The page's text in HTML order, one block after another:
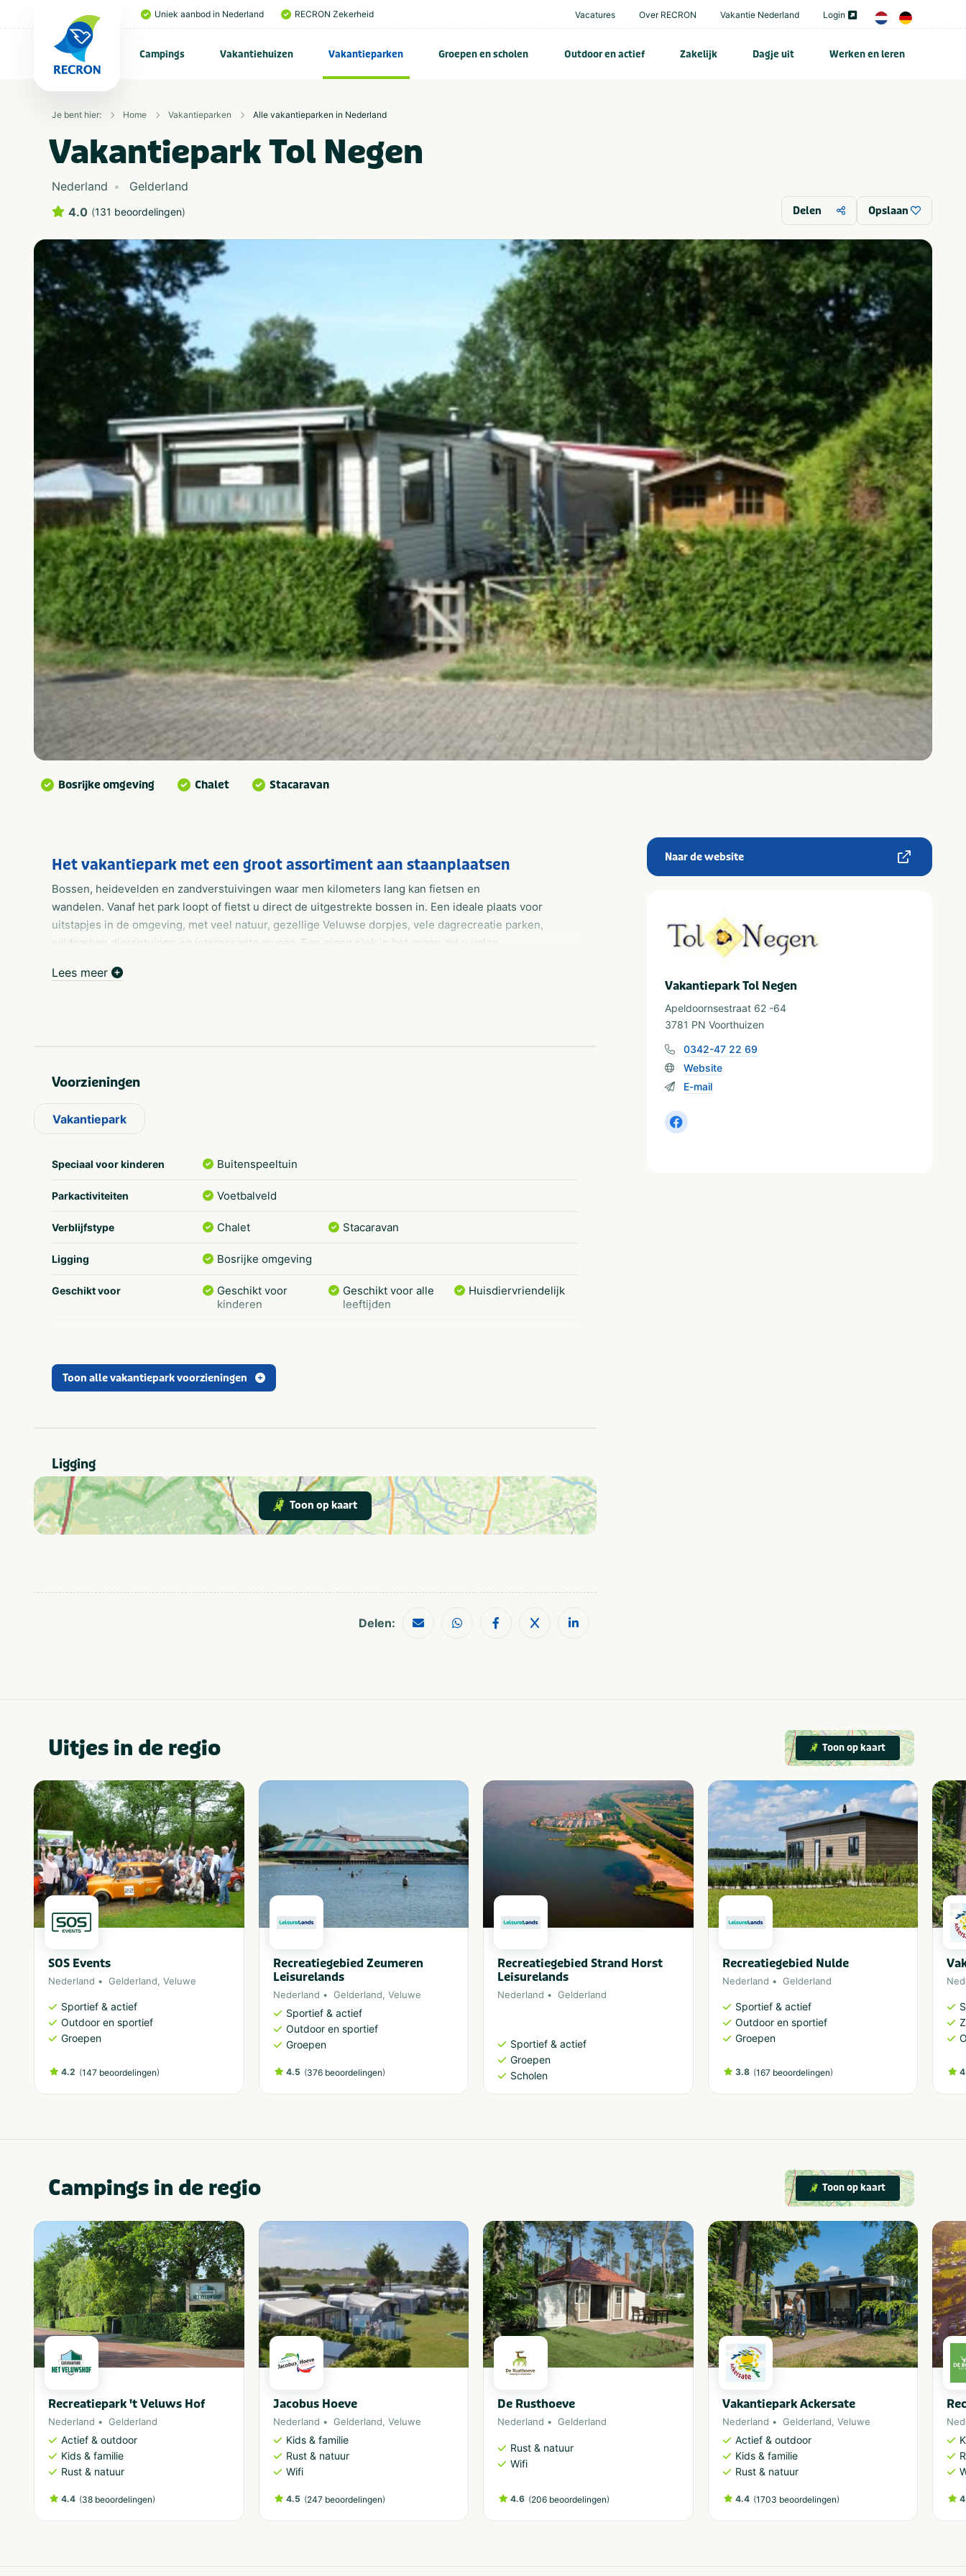
Uniek aanbod in Nederland RECRON Zekerheid Vacatures Over RECRON Vakantie Nederland Login
Campings Vakantiehuizen Vakantieparken Groepen en scholen Outdoor en actief Zakelijk Dagje uit Werken en leren
Je bent hier: Home Vakantieparken Alle vakantieparken in Nederland
Vakantiepark Tol Negen
Nederland
Gelderland
4.0 (131 beoordelingen) Delen Opslaan
Bosrijke omgeving Chalet Stacaravan
Het vakantiepark met een groot assortiment aan staanplaatsen
Bossen, heidevelden en zandverstuivingen waar men kilometers lang kan fietsen en
wandelen. Vanaf het park loopt of fietst u direct de uitgestrekte bossen in. Een ideale plaats voor
uitstapjes in de omgeving, met veel natuur, gezellige Veluwse dorpjes, vele dagrecreatie parken,
wildparken dierentuinen en interessante musea. Een eigen plek in het groen zal u volop
Lees meer
Voorzieningen
Vakantiepark
Speciaal voor kinderen Buitenspeeltuin
Parkactiviteiten Voetbalveld
Verblijfstype Chalet Stacaravan
Ligging Bosrijke omgeving
Geschikt voor
Geschikt voor
kinderen
Geschikt voor alle
leeftijden
Huisdiervriendelijk
Fietsroutes
Toon alle vakantiepark voorzieningen
Ligging
Toon op kaart
Delen:
Naar de website
Vakantiepark Tol Negen
Apeldoornsestraat 62 -64
3781 PN Voorthuizen
0342-47 22 69
Website
E-mail
Uitjes in de regio Toon op kaart
SOS Events
Nederland Gelderland, Veluwe
Sportief & actief
Outdoor en sportief
Groepen
4.2 (147 beoordelingen)
Recreatiegebied Zeumeren
Leisurelands
Nederland Gelderland, Veluwe
Sportief & actief
Outdoor en sportief
Groepen
4.5 (376 beoordelingen)
Recreatiegebied Strand Horst
Leisurelands
Nederland Gelderland
Sportief & actief
Groepen
Scholen
Recreatiegebied Nulde
Nederland Gelderland
Sportief & actief
Outdoor en sportief
Groepen
3.8 (167 beoordelingen)
Campings in de regio Toon op kaart
Recreatiepark 't Veluws Hof
Nederland Gelderland
Actief & outdoor
Kids & familie
Rust & natuur
4.4 (38 beoordelingen)
Jacobus Hoeve
Nederland Gelderland, Veluwe
Kids & familie
Rust & natuur
Wifi
4.5 (247 beoordelingen)
De Rusthoeve
Nederland Gelderland
Rust & natuur
Wifi
4.6 (206 beoordelingen)
Vakantiepark Ackersate
Nederland Gelderland, Veluwe
Actief & outdoor
Kids & familie
Rust & natuur
4.4 (1703 beoordelingen)